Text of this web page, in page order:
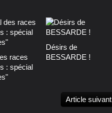
races
: spécial
Désirs de
BESSARDE !
Article suivant